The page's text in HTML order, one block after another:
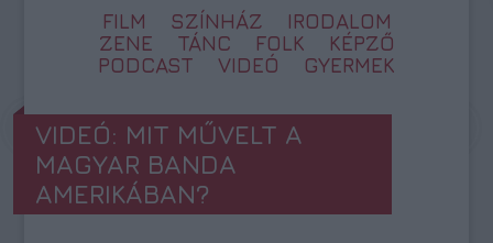
FILM SZÍNHÁZ
IRODALOM
ZENE
TÁNC FOLK
KÉPZŐ
PODCAST
VIDEÓ GYERMEK
VIDEÓ: MIT MŰVELT A
MAGYAR BANDA
AMERIKÁBAN?